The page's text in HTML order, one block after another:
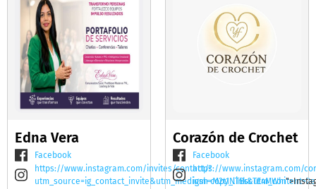
Edna Vera
Facebook
https://www.instagram.com/invites/contact/?
Corazón de Crochet
Facebook
https://www.instagram.com/
igsh=M2t1NTBscTE4MWhi